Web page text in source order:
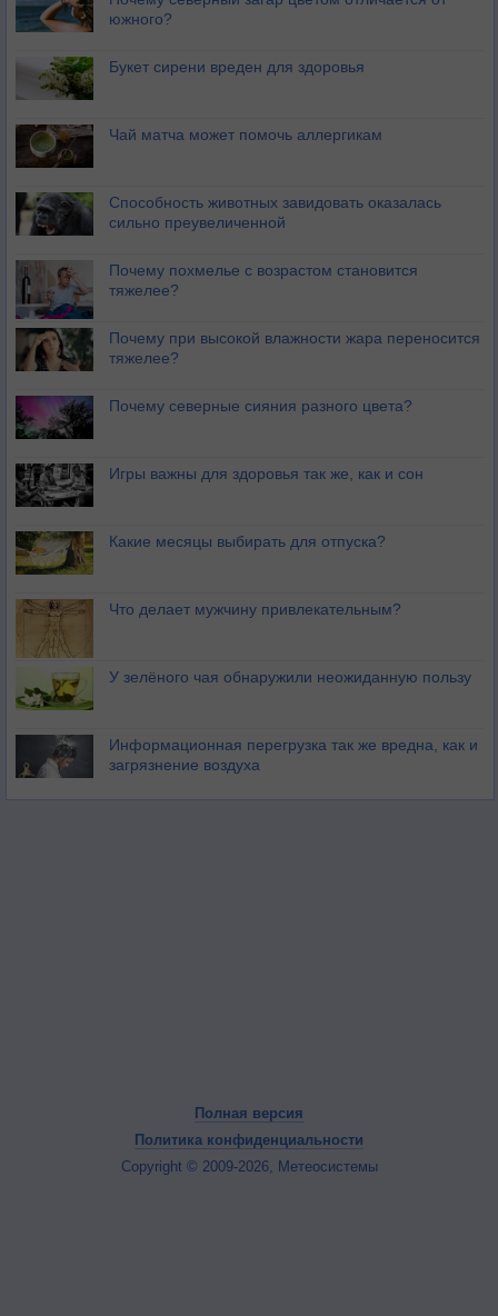
южного?
Букет сирени вреден для здоровья
Чай матча может помочь аллергикам
Способность животных завидовать оказалась
сильно преувеличенной
Почему похмелье с возрастом становится
тяжелее?
Почему при высокой влажности жара переносится
тяжелее?
Почему северные сияния разного цвета?
Игры важны для здоровья так же, как и сон
Какие месяцы выбирать для отпуска?
Что делает мужчину привлекательным?
У зелёного чая обнаружили неожиданную пользу
Информационная перегрузка так же вредна, как и
загрязнение воздуха
Полная версия
Политика конфиденциальности
Copyright © 2009-2026, Метеосистемы